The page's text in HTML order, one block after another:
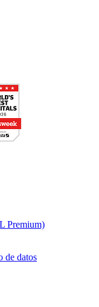
Premium)
de datos